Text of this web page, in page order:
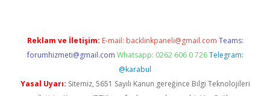
Reklam ve İletişim: E-mail: backlinkpaneli@gmail.com Teams:
forumhizmeti@gmail.com Whatsapp: 0262 606 0 726 Telegram:
@karabul
Yasal Uyarı: Sitemiz, 5651 Sayılı Kanun gereğince Bilgi Teknolojileri